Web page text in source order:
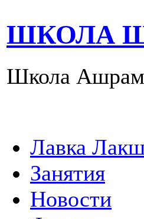
ШКОЛА
Школа Ашрам
Лавка
Занятия
Новости